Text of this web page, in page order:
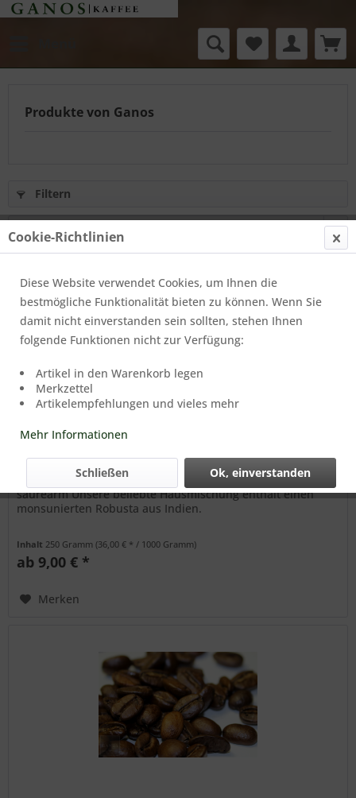
Produkte von Ganos
Filtern
Arabica-Robusta-Mischung (60:40), kräftig, gehaltvoll,
säurearm Unsere beliebte Hausmischung enthält einen
monsunierten Robusta aus Indien.
Inhalt 250 Gramm(36,00 € * / 1000 Gramm)
ab 9,00 € *
Merken
Cookie-Richtlinien
Diese Website verwendet Cookies, um Ihnen die
bestmögliche Funktionalität bieten zu können. Wenn Sie
damit nicht einverstanden sein sollten, stehen Ihnen
folgende Funktionen nicht zur Verfügung:
Artikel in den Warenkorb legen
Merkzettel
Artikelempfehlungen und vieles mehr
Mehr Informationen
Ok, einverstanden
Schließen